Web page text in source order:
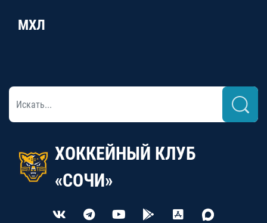
МХЛ
ХОККЕЙНЫЙ КЛУБ
«СОЧИ»